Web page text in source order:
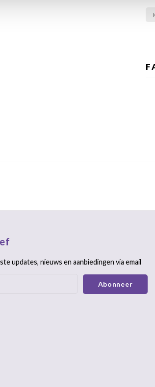
updates, nieuws en aanbiedingen via email
Abonneer